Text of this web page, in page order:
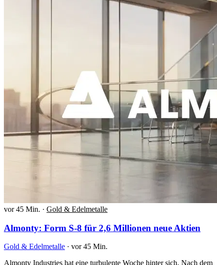
vor 45 Min. · Gold & Edelmetalle
Almonty: Form S-8 für 2,6 Millionen neue Aktien
Gold & Edelmetalle · vor 45 Min.
Almonty Industries hat eine turbulente Woche hinter sich. Nach dem